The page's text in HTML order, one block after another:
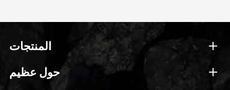
المنتجات
حول عظيم